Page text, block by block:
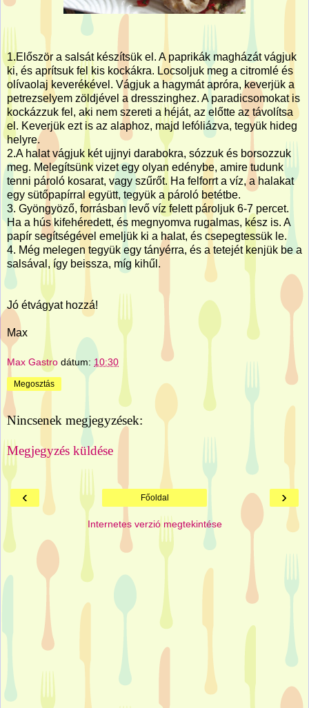
1.Először a salsát készítsük el. A paprikák magházát vágjuk
ki, és aprítsuk fel kis kockákra. Locsoljuk meg a citromlé és
olívaolaj keverékével. Vágjuk a hagymát apróra, keverjük a
petrezselyem zöldjével a dresszinghez. A paradicsomokat is
kockázzuk fel, aki nem szereti a héját, az előtte az távolítsa
el. Keverjük ezt is az alaphoz, majd lefóliázva, tegyük hideg
helyre.
2.A halat vágjuk két ujjnyi darabokra, sózzuk és borsozzuk
meg. Melegítsünk vizet egy olyan edénybe, amire tudunk
tenni pároló kosarat, vagy szűrőt. Ha felforrt a víz, a halakat
egy sütőpapírral együtt, tegyük a pároló betétbe.
3. Gyöngyöző, forrásban levő víz felett pároljuk 6-7 percet.
Ha a hús kifehéredett, és megnyomva rugalmas, kész is. A
papír segítségével emeljük ki a halat, és csepegtessük le.
4. Még melegen tegyük egy tányérra, és a tetejét kenjük be a
salsával, így beissza, míg kihűl.
Jó étvágyat hozzá!
Max
Max Gastro dátum: 10:30
Megosztás
Nincsenek megjegyzések:
Megjegyzés küldése
‹ ›
Főoldal
Internetes verzió megtekintése